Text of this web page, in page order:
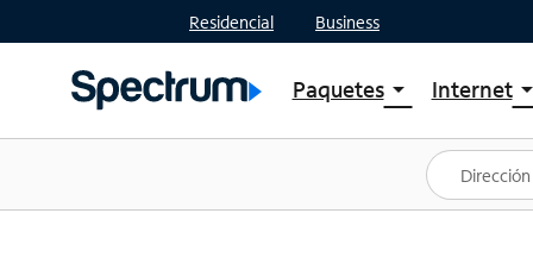
Residencial Business
Paquetesarrow_drop_down
Ver paquetes
Spectrum One
Mejores ofertas
Internetarrow_drop_down
Planes